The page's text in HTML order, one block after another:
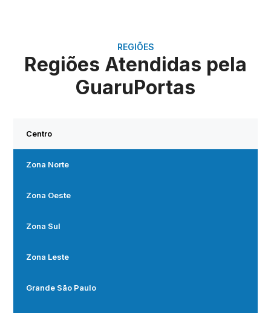
REGIÕES
Regiões Atendidas pela
GuaruPortas
Centro
Zona Norte
Zona Oeste
Zona Sul
Zona Leste
Grande São Paulo